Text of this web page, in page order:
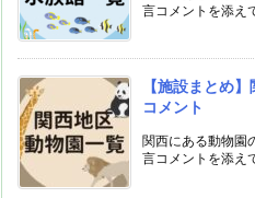
言コメントを添え
【施設まとめ
コメント
関西にある動物園
言コメントを添え